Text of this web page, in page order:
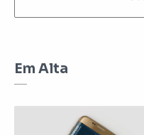
Em Alta